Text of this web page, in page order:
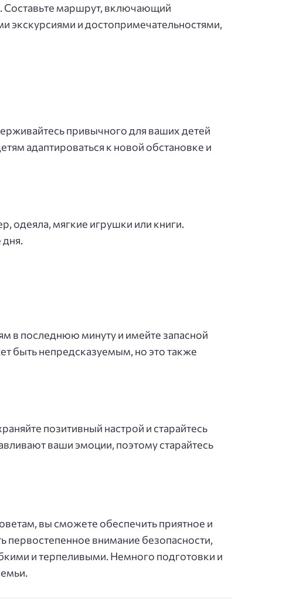
Составьте маршрут, включающий
экскурсиями и достопримечательностями,
привычного для ваших детей
адаптироваться к новой обстановке и
одеяла, мягкие игрушки или книги.
дня.
в последнюю минуту и имейте запасной
быть непредсказуемым, но это также
позитивный настрой и старайтесь
ваши эмоции, поэтому старайтесь
вы сможете обеспечить приятное и
первостепенное внимание безопасности,
и терпеливыми. Немного подготовки и